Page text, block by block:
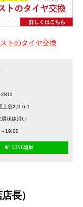
トのタイヤ交換
上谷刈1-6-1
環状線沿い
19:00
LINE追加
長）